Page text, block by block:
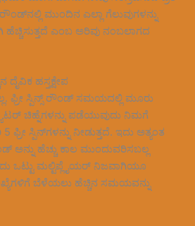
ಮುಂದಿನ ಎಲ್ಲಾ ಗೆಲುವುಗಳನ್ನು
ಹೆಚ್ಚಿಸುತ್ತದೆ ಎಂಬ ಅರಿವು ನಂಬಲಾಗದ
ಹಸ್ತಕ್ಷೇಪ
ಫ್ರೀ ಸ್ಪಿನ್ಸ್ ರೌಂಡ್ ಸಮಯದಲ್ಲಿ ಮೂರು
ಚಿಹ್ನೆಗಳನ್ನು ಪಡೆಯುವುದು ನಿಮಗೆ
ಸ್ಪಿನ್‌ಗಳನ್ನು ನೀಡುತ್ತದೆ. ಇದು ಅತ್ಯಂತ
ಹೆಚ್ಚು ಕಾಲ ಮುಂದುವರಿಸಬಲ್ಲ
ಒಟ್ಟು ಮಲ್ಟಿಪ್ಲೈಯರ್ ನಿಜವಾಗಿಯೂ
ಬೆಳೆಯಲು ಹೆಚ್ಚಿನ ಸಮಯವನ್ನು